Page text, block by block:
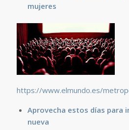
mujeres
https://www.elmundo.es/
Aprovecha estos días para
nueva